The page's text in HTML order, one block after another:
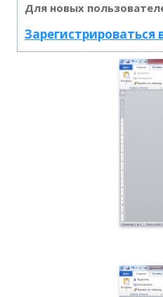
Для новых
Зарегистрироваться